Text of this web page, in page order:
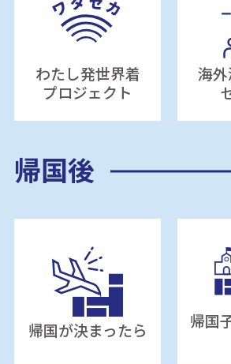
わたし発世界着
プロジェクト
海
帰国後
帰国が決まったら
帰国